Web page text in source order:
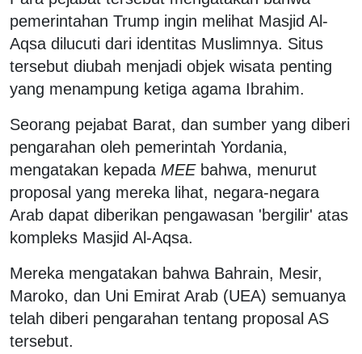
pemerintahan Trump ingin melihat Masjid Al-
Aqsa dilucuti dari identitas Muslimnya. Situs
tersebut diubah menjadi objek wisata penting
yang menampung ketiga agama Ibrahim.
Seorang pejabat Barat, dan sumber yang diberi
pengarahan oleh pemerintah Yordania,
mengatakan kepada MEEbahwa, menurut
proposal yang mereka lihat, negara-negara
Arab dapat diberikan pengawasan 'bergilir' atas
kompleks Masjid Al-Aqsa.
Mereka mengatakan bahwa Bahrain, Mesir,
Maroko, dan Uni Emirat Arab (UEA) semuanya
telah diberi pengarahan tentang proposal AS
tersebut.